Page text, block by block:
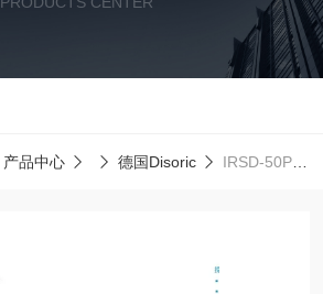
产品中心 德国Disoric IRSD-50P-G3-B4德森瑞 德国Disoric 电感式环形传感器